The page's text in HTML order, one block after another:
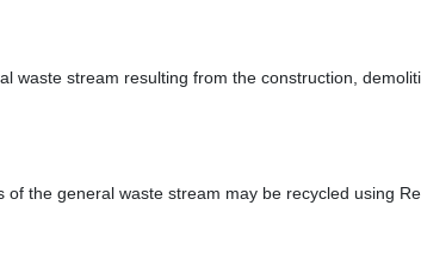
waste stream resulting from the construction,
the general waste stream may be recycled using